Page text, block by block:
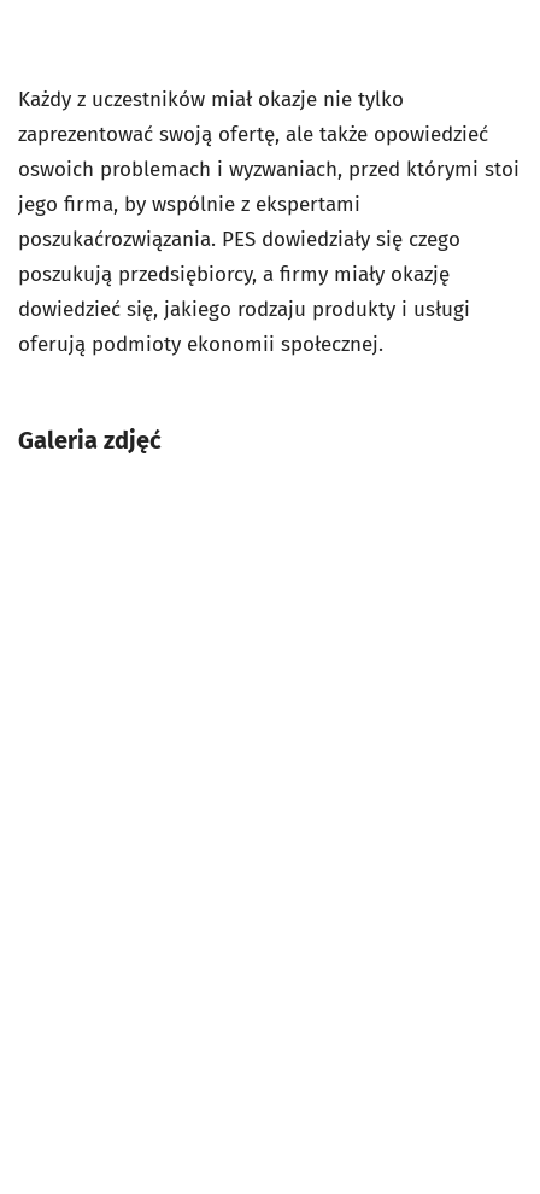
Każdy z uczestników miał okazje nie tylko
zaprezentować swoją ofertę, ale także opowiedzieć
oswoich problemach i wyzwaniach, przed którymi stoi
jego firma, by wspólnie z ekspertami
poszukaćrozwiązania. PES dowiedziały się czego
poszukują przedsiębiorcy, a firmy miały okazję
dowiedzieć się, jakiego rodzaju produkty i usługi
oferują podmioty ekonomii społecznej.
Galeria zdjęć